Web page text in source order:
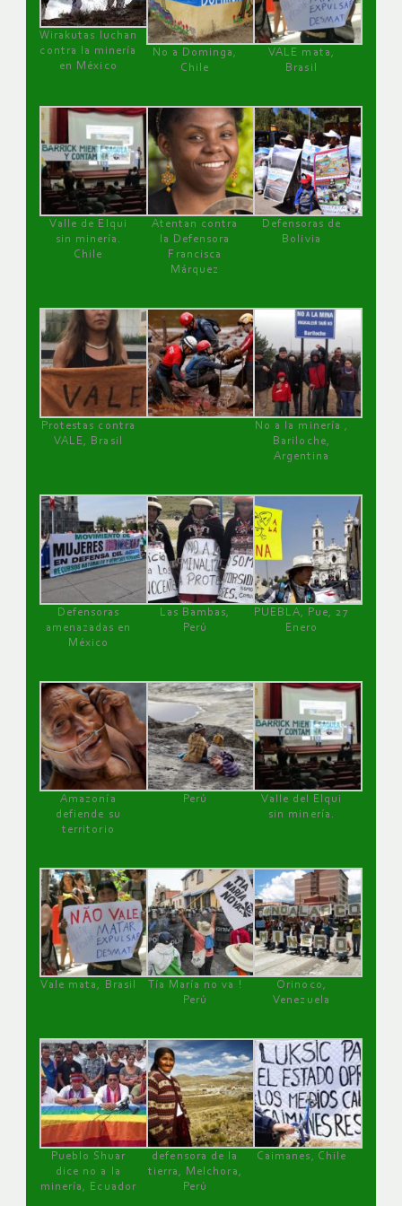
Wirakutas luchan
contra la minería
en México
No a Dominga,
Chile
VALE mata,
Brasil
Valle de Elqui
sin minería.
Chile
Atentan contra
la Defensora
Francisca
Márquez
Defensoras de
Bolivia
Protestas contra
VALE, Brasil
No a la minería ,
Bariloche,
Argentina
Defensoras
amenazadas en
México
Las Bambas,
Perú
PUEBLA, Pue, 27
Enero
Amazonía
defiende su
territorio
Perú
Valle del Elqui
sin minería.
Vale mata, Brasil
Tía María no va !
Perú
Orinoco,
Venezuela
Pueblo Shuar
dice no a la
minería, Ecuador
defensora de la
tierra, Melchora,
Perú
Caimanes, Chile